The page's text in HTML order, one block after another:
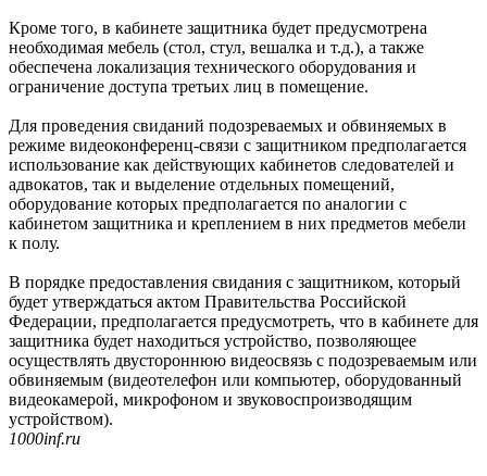
Кроме того, в кабинете защитника будет предусмотрена
необходимая мебель (стол, стул, вешалка и т.д.), а также
обеспечена локализация технического оборудования и
ограничение доступа третьих лиц в помещение.
Для проведения свиданий подозреваемых и обвиняемых в
режиме видеоконференц-связи с защитником предполагается
использование как действующих кабинетов следователей и
адвокатов, так и выделение отдельных помещений,
оборудование которых предполагается ‎по аналогии с
кабинетом защитника и креплением в них предметов мебели
к полу.
В порядке предоставления свидания с защитником, который
будет утверждаться актом Правительства Российской
Федерации, предполагается предусмотреть, что в кабинете для
защитника будет находиться устройство, позволяющее
осуществлять двустороннюю видеосвязь с подозреваемым или
обвиняемым (видеотелефон или компьютер, оборудованный
видеокамерой, микрофоном и звуковоспроизводящим
устройством).
1000inf.ru